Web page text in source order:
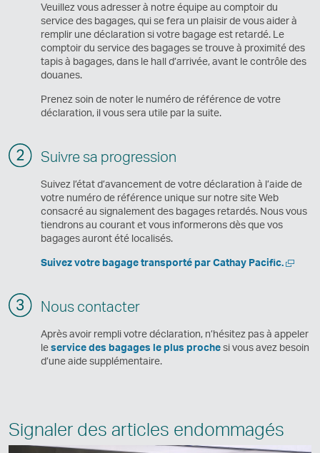
Veuillez vous adresser à notre équipe au comptoir du
service des bagages, qui se fera un plaisir de vous aider à
remplir une déclaration si votre bagage est retardé. Le
comptoir du service des bagages se trouve à proximité des
tapis à bagages, dans le hall d’arrivée, avant le contrôle des
douanes.
Prenez soin de noter le numéro de référence de votre
déclaration, il vous sera utile par la suite.
Suivre sa progression
Suivez l’état d’avancement de votre déclaration à l’aide de
votre numéro de référence unique sur notre site Web
consacré au signalement des bagages retardés. Nous vous
tiendrons au courant et vous informerons dès que vos
bagages auront été localisés.
Suivez votre bagage transporté par Cathay Pacific.Ouvrir
Nous contacter
Après avoir rempli votre déclaration, n’hésitez pas à appeler
leservice des bagages le plus prochesi vous avez besoin
d’une aide supplémentaire.
Signaler des articles endommagés